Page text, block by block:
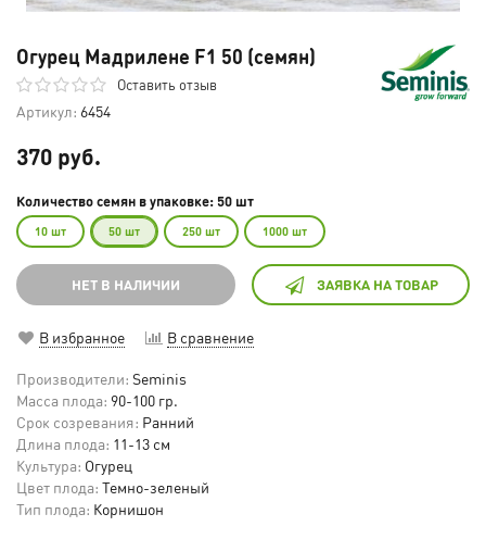
Огурец Мадрилене F1 50 (семян)
Оставить отзыв
Артикул: 6454
370 руб.
Количество семян в упаковке: 50 шт
10 шт 50 шт 250 шт 1000 шт
НЕТ В НАЛИЧИИ ЗАЯВКА НА ТОВАР
В избранное В сравнение
Производители: Seminis
Масса плода: 90-100 гр.
Срок созревания: Ранний
Длина плода: 11-13 см
Культура: Огурец
Цвет плода: Темно-зеленый
Тип плода: Корнишон